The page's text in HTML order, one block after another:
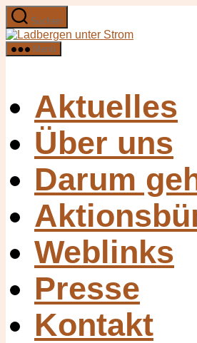
Zum
Inhalt
springen
Suchen
Ladbergen
Menü
Aktuelles
Über uns
Darum
Weblinks
Presse
Kontakt